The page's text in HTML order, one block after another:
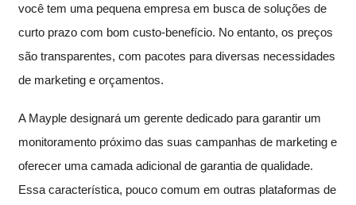
você tem uma pequena empresa em busca de soluções de
curto prazo com bom custo-benefício. No entanto, os preços
são transparentes, com pacotes para diversas necessidades
de marketing e orçamentos.
A Mayple designará um gerente dedicado para garantir um
monitoramento próximo das suas campanhas de marketing e
oferecer uma camada adicional de garantia de qualidade.
Essa característica, pouco comum em outras plataformas de